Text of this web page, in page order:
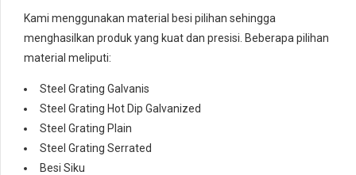
Kami menggunakan material besi pilihan sehingga
menghasilkan produk yang kuat dan presisi. Beberapa pilihan
material meliputi:
Steel Grating Galvanis
Steel Grating Hot Dip Galvanized
Steel Grating Plain
Steel Grating Serrated
Besi Siku